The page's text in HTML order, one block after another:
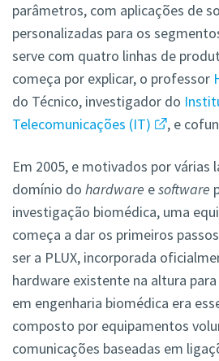
parâmetros, com aplicações de
personalizadas para os
serve com quatro linhas de
começa por explicar, o professor
do Técnico, investigador do
Telecomunicações (IT)
, e
Em 2005, e motivados por várias
domínio do hardware esoftware
investigação biomédica, uma
começa a dar os primeiros
ser a PLUX, incorporada
hardware existente na altura
em engenharia biomédica era
composto por equipamentos
comunicações baseadas em